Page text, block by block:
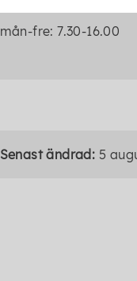
mån-fre: 7.30-16.00
Senast ändrad: 5